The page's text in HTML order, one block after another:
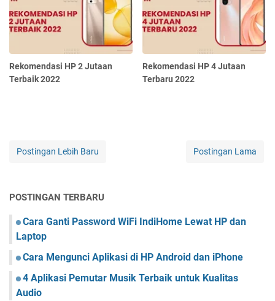
Rekomendasi HP 2 Jutaan
Terbaik 2022
Rekomendasi HP 4 Jutaan
Terbaru 2022
Postingan Lebih Baru Postingan Lama
POSTINGAN TERBARU
Cara Ganti Password WiFi IndiHome Lewat HP dan
Laptop
Cara Mengunci Aplikasi di HP Android dan iPhone
4 Aplikasi Pemutar Musik Terbaik untuk Kualitas
Audio